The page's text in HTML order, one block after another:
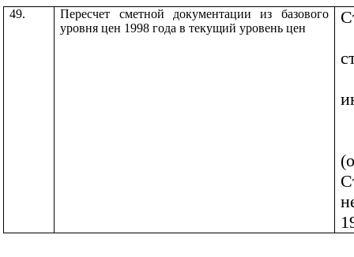
49.
Пересчет сметной документации из базового
уровня цен 1998 года в текущий уровень цен